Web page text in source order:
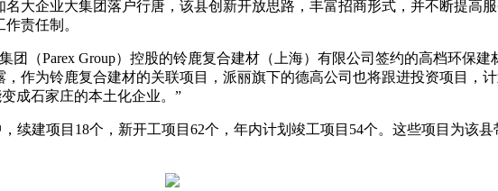
大企业大集团落户行唐，该县创新开放思路，丰富招商形式，并不断提高
责任制。
（Parex Group）控股的铃鹿复合建材（上海）有限公司签约的高档环保建
作为铃鹿复合建材的关联项目，派丽旗下的德高公司也将跟进投资项目，
成石家庄的本土化企业。”
建项目18个，新开工项目62个，年内计划竣工项目54个。这些项目为该